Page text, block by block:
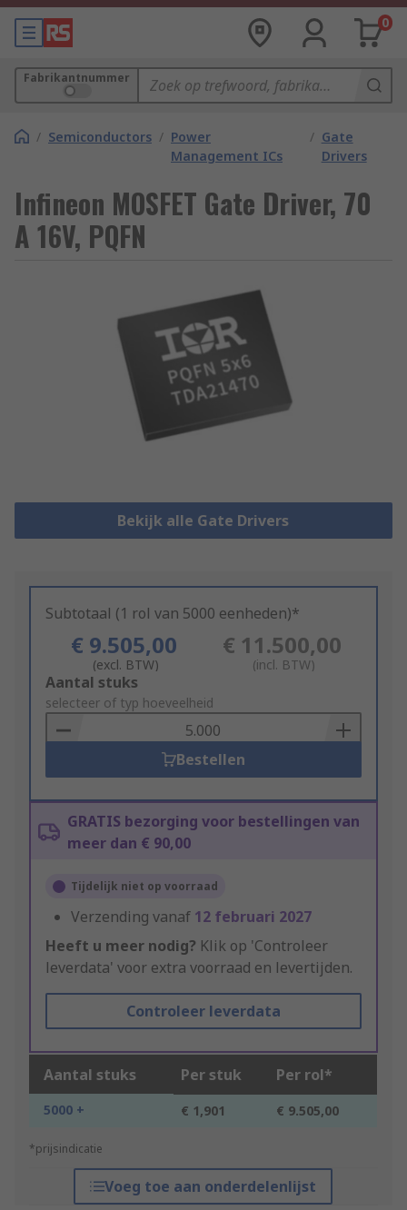
0
Fabrikantnummer
/ Semiconductors / Power
Management ICs
/ Gate
Drivers
Infineon MOSFET Gate Driver, 70
A 16V, PQFN
Bekijk alle Gate Drivers
Subtotaal (1 rol van 5000 eenheden)*
€ 9.505,00
(excl. BTW)
€ 11.500,00
(incl. BTW)
Add
to
Basket
Aantal stuks
selecteer of typ hoeveelheid
Bestellen
GRATIS bezorging voor bestellingen van
meer dan € 90,00
Tijdelijk niet op voorraad
Verzending vanaf 12 februari 2027
Heeft u meer nodig? Klik op 'Controleer
leverdata' voor extra voorraad en levertijden.
Controleer leverdata
Aantal stuks Per stuk Per rol*
5000 + € 1,901 € 9.505,00
*prijsindicatie
Voeg toe aan onderdelenlijst